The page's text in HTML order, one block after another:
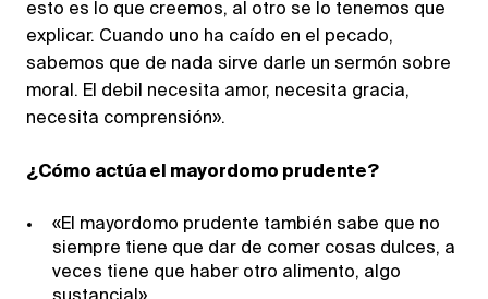
esto es lo que creemos, al otro se lo tenemos que
explicar. Cuando uno ha caído en el pecado,
sabemos que de nada sirve darle un sermón sobre
moral. El debil necesita amor, necesita gracia,
necesita comprensión».
¿Cómo actúa el mayordomo prudente?
«El mayordomo prudente también sabe que no
siempre tiene que dar de comer cosas dulces, a
veces tiene que haber otro alimento, algo